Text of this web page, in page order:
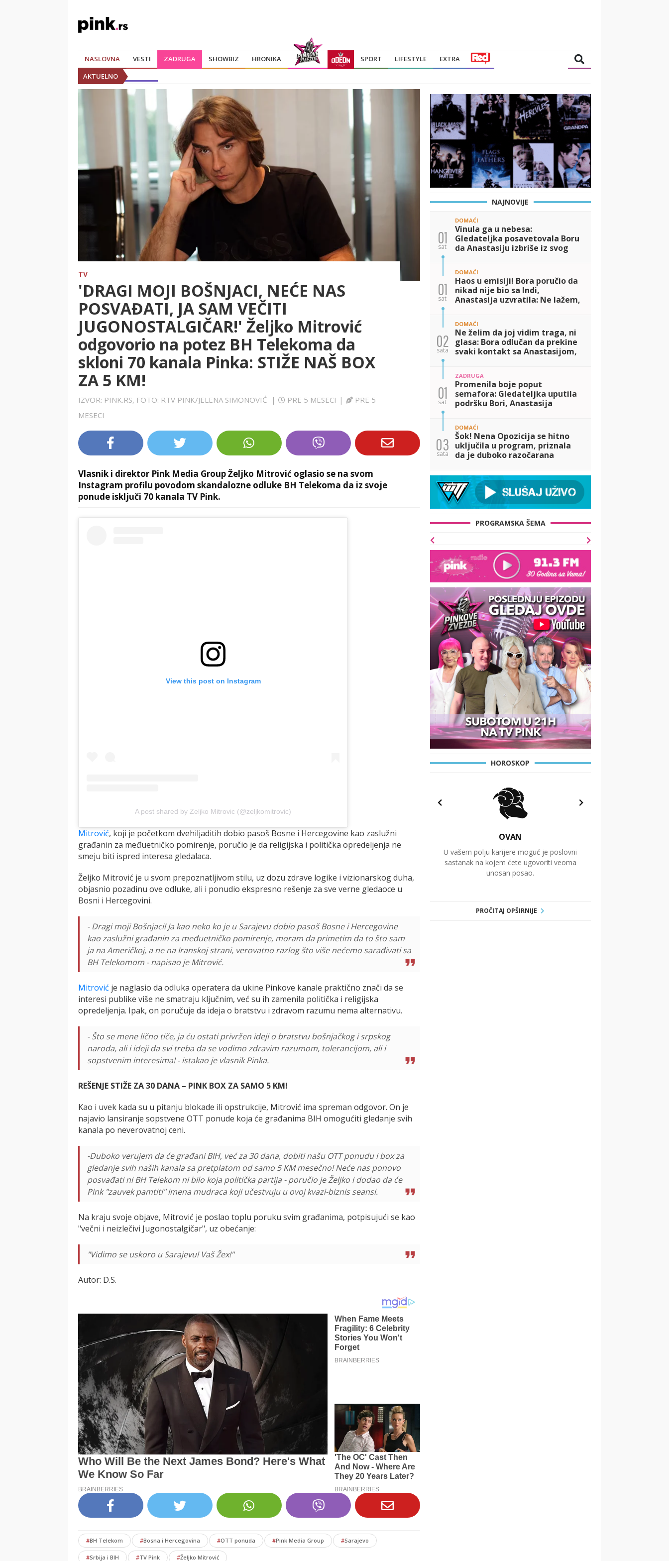
NASLOVNA VESTI ZADRUGA SHOWBIZ HRONIKA SPORT LIFESTYLE
EXTRA
AKTUELNO
TV
'DRAGI MOJI BOŠNJACI, NEĆE NAS
POSVAĐATI, JA SAM VEČITI
JUGONOSTALGIČAR!' Željko Mitrović
odgovorio na potez BH Telekoma da
skloni 70 kanala Pinka: STIŽE NAŠ BOX
ZA 5 KM!
IZVOR: PINK.RS, FOTO: RTV PINK/JELENA SIMONOVIĆ | PRE 5 MESECI |
PRE 5
MESECI
Vlasnik i direktor Pink Media Group Željko Mitrović oglasio se na svom
Instagram profilu povodom skandalozne odluke BH Telekoma da iz svoje
ponude isključi 70 kanala TV Pink.
View this post on Instagram
A post shared by Zeljko Mitrovic (@zeljkomitrovic)
Mitrović, koji je početkom dvehiljaditih dobio pasoš Bosne i Hercegovine kao zaslužni
građanin za međuetničko pomirenje, poručio je da religijska i politička opredeljenja ne
smeju biti ispred interesa gledalaca.
Željko Mitrović je u svom prepoznatljivom stilu, uz dozu zdrave logike i vizionarskog duha,
objasnio pozadinu ove odluke, ali i ponudio ekspresno rešenje za sve verne gledaoce u
Bosni i Hercegovini.
- Dragi moji Bošnjaci! Ja kao neko ko je u Sarajevu dobio pasoš Bosne i Hercegovine
kao zaslužni građanin za međuetničko pomirenje, moram da primetim da to što sam
ja na Američkoj, a ne na Iranskoj strani, verovatno razlog što više nećemo sarađivati sa
BH Telekomom - napisao je Mitrović.
Mitrović je naglasio da odluka operatera da ukine Pinkove kanale praktično znači da se
interesi publike više ne smatraju ključnim, već su ih zamenila politička i religijska
opredeljenja. Ipak, on poručuje da ideja o bratstvu i zdravom razumu nema alternativu.
- Što se mene lično tiče, ja ću ostati privržen ideji o bratstvu bošnjačkog i srpskog
naroda, ali i ideji da svi treba da se vodimo zdravim razumom, tolerancijom, ali i
sopstvenim interesima! - istakao je vlasnik Pinka.
REŠENJE STIŽE ZA 30 DANA – PINK BOX ZA SAMO 5 KM!
Kao i uvek kada su u pitanju blokade ili opstrukcije, Mitrović ima spreman odgovor. On je
najavio lansiranje sopstvene OTT ponude koja će građanima BIH omogućiti gledanje svih
kanala po neverovatnoj ceni.
-Duboko verujem da će građani BIH, već za 30 dana, dobiti našu OTT ponudu i box za
gledanje svih naših kanala sa pretplatom od samo 5 KM mesečno! Neće nas ponovo
posvađati ni BH Telekom ni bilo koja politička partija - poručio je Željko i dodao da će
Pink "zauvek pamtiti" imena mudraca koji učestvuju u ovoj kvazi-biznis seansi.
Na kraju svoje objave, Mitrović je poslao toplu poruku svim građanima, potpisujući se kao
"večni i neizlečivi Jugonostalgičar", uz obećanje:
"Vidimo se uskoro u Sarajevu! Vaš Žex!"
Autor: D.S.
#BH Telekom #Bosna i Hercegovina #OTT ponuda #Pink Media Group #Sarajevo
#Srbija i BIH #TV Pink #Željko Mitrović
NAJNOVIJE
01
sat
DOMAĆI
Vinula ga u nebesa:
Gledateljka posavetovala Boru
da Anastasiju izbriše iz svog
(VIDEO)
01
sat
DOMAĆI
Haos u emisiji! Bora poručio da
nikad nije bio sa Indi,
Anastasija uzvratila: Ne lažem,
(VIDEO)
02
sata
DOMAĆI
Ne želim da joj vidim traga, ni
glasa: Bora odlučan da prekine
svaki kontakt sa Anastasijom,
01
sat
ZADRUGA
Promenila boje poput
semafora: Gledateljka uputila
podršku Bori, Anastasija
poput ekspres lonca! (VIDEO)
03
sata
DOMAĆI
Šok! Nena Opozicija se hitno
uključila u program, priznala
da je duboko razočarana
njegov prekor na svojoj koži!
(VIDEO)
PROGRAMSKA ŠEMA
HOROSKOP
OVAN
U vašem polju karijere moguć je poslovni
sastanak na kojem ćete ugovoriti veoma
unosan posao.
PROČITAJ OPŠIRNIJE